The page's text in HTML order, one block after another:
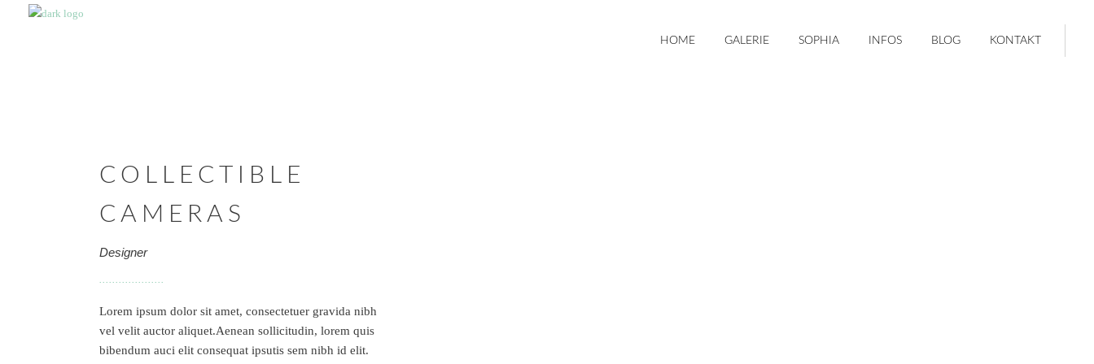
HOME GALERIE SOPHIA INFOS BLOG KONTAKT
COLLECTIBLE
CAMERAS
Designer
Lorem ipsum dolor sit amet, consectetuer gravida nibh
vel velit auctor aliquet.Aenean sollicitudin, lorem quis
bibendum auci elit consequat ipsutis sem nibh id elit.